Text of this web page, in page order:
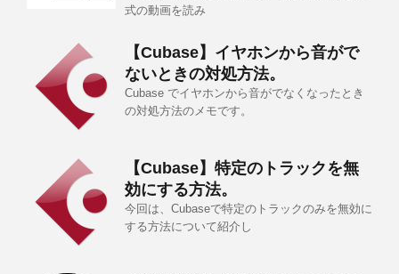
式の動画を読み
【Cubase】イヤホンから音がで
ないときの対処方法。
Cubase でイヤホンから音がでなくなったとき
の対処方法のメモです。
【Cubase】特定のトラックを無
効にする方法。
今回は、Cubaseで特定のトラックのみを無効に
する方法について紹介し